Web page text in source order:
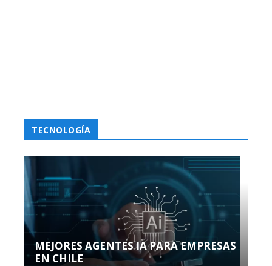
TECNOLOGÍA
MEJORES AGENTES IA PARA EMPRESAS
EN CHILE